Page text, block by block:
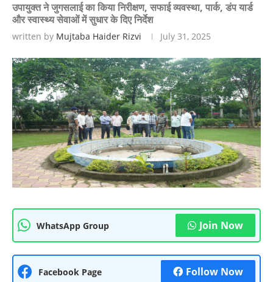
उपायुक्त ने जुगसलाई का किया निरीक्षण, सफाई व्यवस्था, पार्क, डंप यार्ड
और स्वास्थ्य सेवाओं में सुधार के दिए निर्देश
written by Mujtaba Haider Rizvi July 31, 2025
WhatsApp Group Join Now
Facebook Page Follow Now